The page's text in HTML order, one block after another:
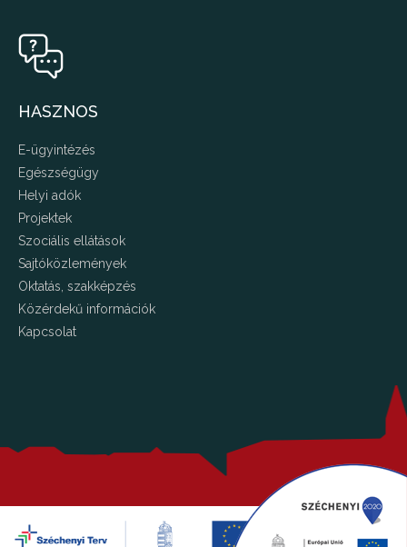
HASZNOS
E-ügyintézés
Egészségügy
Helyi adók
Projektek
Szociális ellátások
Sajtóközlemények
Oktatás, szakképzés
Közérdekű információk
Kapcsolat